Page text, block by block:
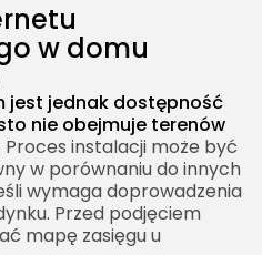
w domu
jest jednak dostępność
nie obejmuje terenów
Proces instalacji może być
w porównaniu do innych
wymaga doprowadzenia
Przed podjęciem
mapę zasięgu u